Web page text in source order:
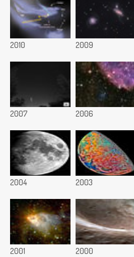
2010 2009
2007 2006
2004 2003
2001 2000